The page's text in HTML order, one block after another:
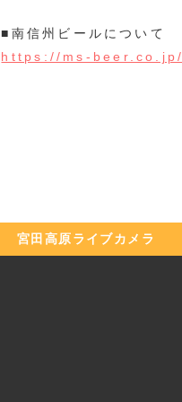
■南信州ビールについて
https://ms-beer.co.jp/
宮田高原ライブカメラ